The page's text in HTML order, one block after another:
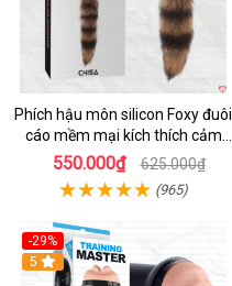
Phích hậu môn silicon Foxy đuôi
cáo mềm mại kích thích cảm
giác mới
550.000₫ 625.000₫
(965)
-29%
Hot
5